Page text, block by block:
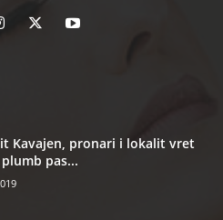
Kavajen, pronari i lokalit vret
pas...